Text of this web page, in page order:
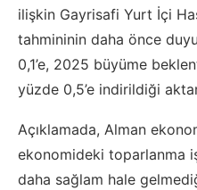
ilişkin Gayrisafi Yurt İçi
tahmininin daha önce
0,1’e, 2025 büyüme
yüzde 0,5’e indirildiği
Açıklamada, Alman
ekonomideki toparlanma
daha sağlam hale